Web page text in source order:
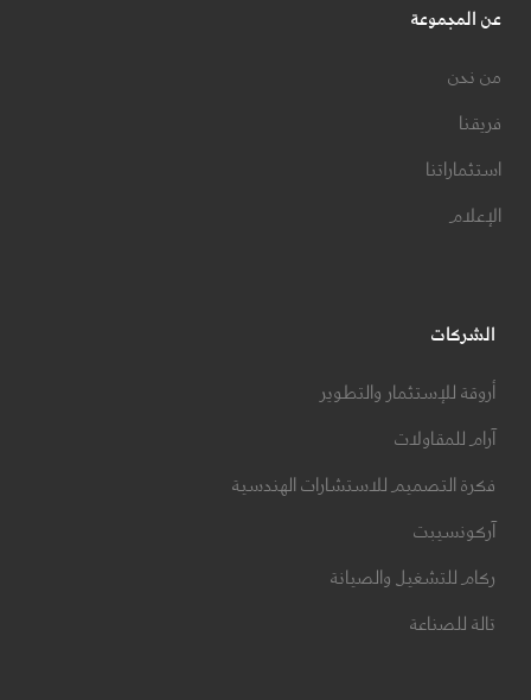
عن المجموعة
من نحن
فريقنا
استثماراتنا
الإعلام
الشركات
أروقة للإستثمار والتطوير
آرام للمقاولات
فكرة التصميم للاستشارات الهندسية
آركونسيبت
ركام للتشغيل والصيانة
تالة للصناعة